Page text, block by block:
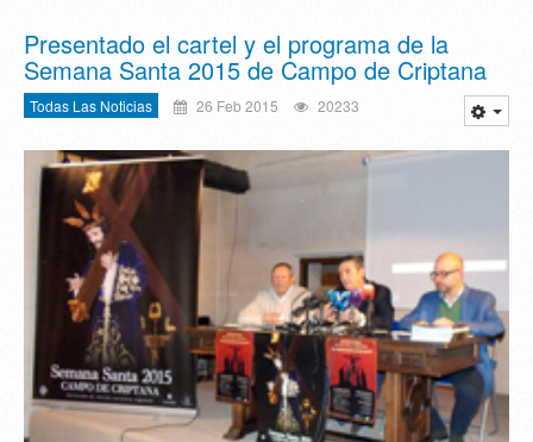
Presentado el cartel y el programa de la
Semana Santa 2015 de Campo de Criptana
Todas Las Noticias 26 Feb 2015 20233